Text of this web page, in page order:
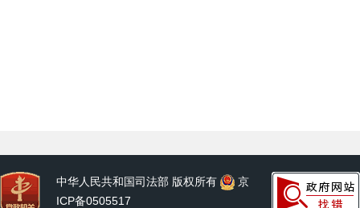
中华人民共和国司法部 版权所有
京
ICP备0505517